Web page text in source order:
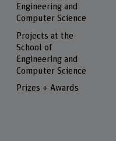
Engineering and
Computer Science
Projects at the
School of
Engineering and
Computer Science
Prizes + Awards